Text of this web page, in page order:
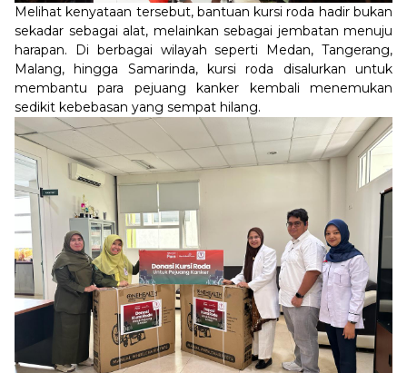
Melihat kenyataan tersebut, bantuan kursi roda hadir bukan
sekadar sebagai alat, melainkan sebagai jembatan menuju
harapan. Di berbagai wilayah seperti Medan, Tangerang,
Malang, hingga Samarinda, kursi roda disalurkan untuk
membantu para pejuang kanker kembali menemukan
sedikit kebebasan yang sempat hilang.